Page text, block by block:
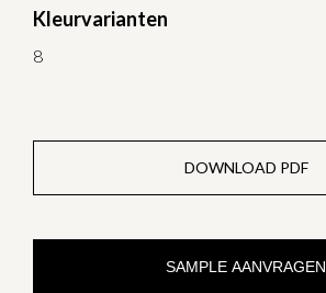
Kleurvarianten
8
DOWNLOAD PDF
SAMPLE AANVRAGEN